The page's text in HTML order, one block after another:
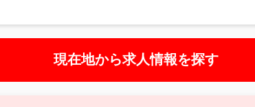
現在地から求人情報を探す